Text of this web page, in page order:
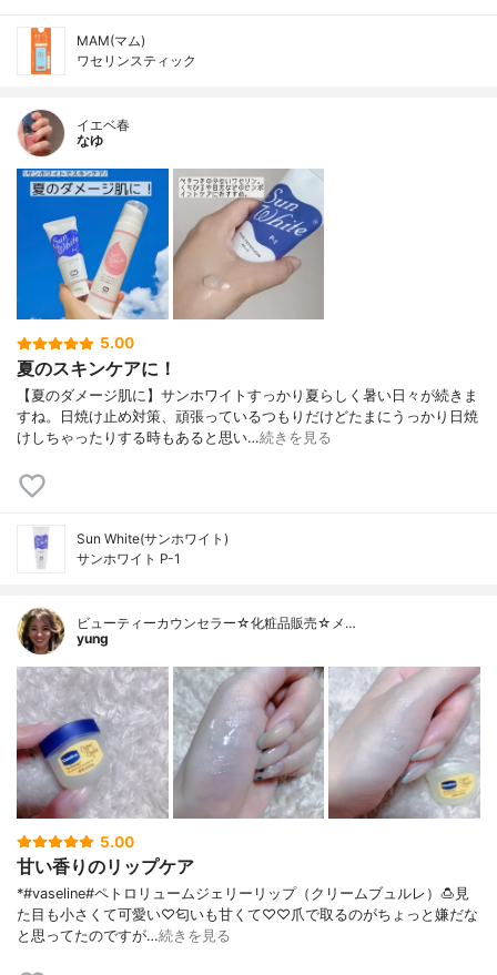
MAM(マム)
ワセリンスティック
イエベ春
なゆ
5.00
夏のスキンケアに！
【夏のダメージ肌に】サンホワイトすっかり夏らしく暑い日々が続きま
すね。日焼け止め対策、頑張っているつもりだけどたまにうっかり日焼
けしちゃったりする時もあると思い…続きを見る
Sun White(サンホワイト)
サンホワイト P-1
ビューティーカウンセラー☆化粧品販売☆メ…
yung
5.00
甘い香りのリップケア
*#vaseline#ペトロリュームジェリーリップ（クリームブュルレ）🍮⁡見
た目も小さくて可愛い♡匂いも甘くて♡♡⁡爪で取るのがちょっと嫌だな
と思ってたのですが…続きを見る